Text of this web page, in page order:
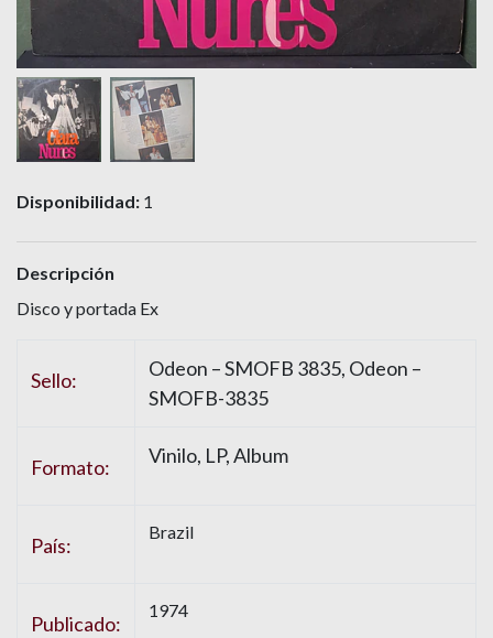
Disponibilidad: 1
Descripción
Disco y portada Ex
Sello:
Odeon – SMOFB 3835, Odeon –
SMOFB-3835
Formato: Vinilo, LP, Album
País:
Brazil
Publicado:
1974